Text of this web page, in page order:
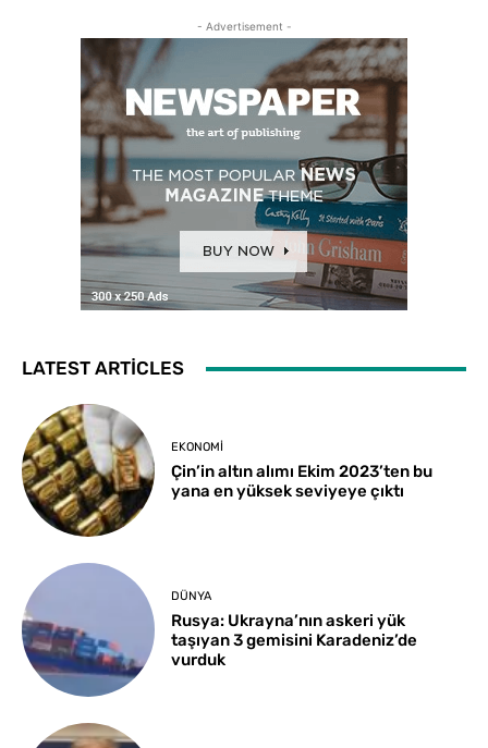
- Advertisement -
LATEST ARTICLES
EKONOMI
Çin’in altın alımı Ekim 2023’ten bu
yana en yüksek seviyeye çıktı
DÜNYA
Rusya: Ukrayna’nın askeri yük
taşıyan 3 gemisini Karadeniz’de
vurduk